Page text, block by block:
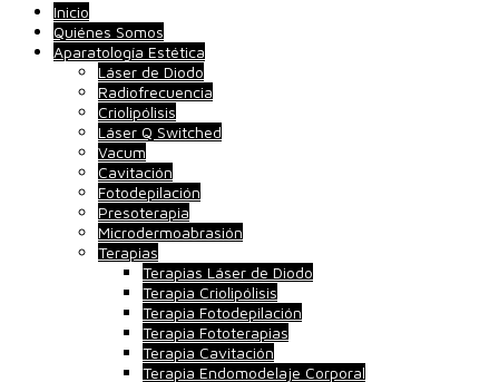
Inicio
Quiénes Somos
Aparatología Estética
Láser de Diodo
Radiofrecuencia
Criolipólisis
Láser Q Switched
Vacum
Cavitación
Fotodepilación
Presoterapia
Microdermoabrasión
Terapias
Terapias Láser de Diodo
Terapia Criolipólisis
Terapia Fotodepilación
Terapia Fototerapias
Terapia Cavitación
Terapia Endomodelaje Corporal